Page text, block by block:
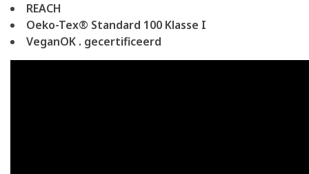
REACH
Oeko-Tex® Standard 100 Klasse I
VeganOK . gecertificeerd